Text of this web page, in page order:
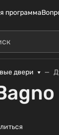
программа
двери